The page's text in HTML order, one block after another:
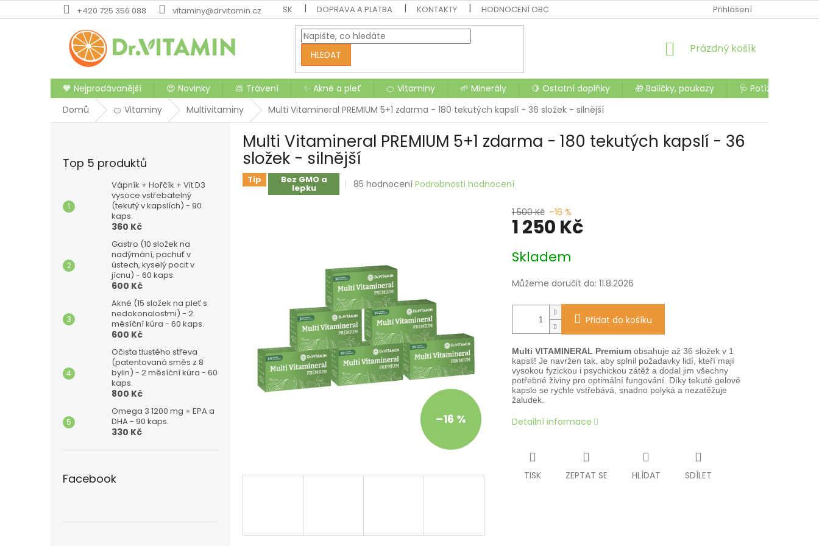
na
+420 725 356 088 vitaminy@drvitamin.cz SK DOPRAVA A PLATBA KONTAKTY HODNOCENÍ OBCHODU OBCHODNÍ PODMÍNKY
Přihlášení
HLEDAT
NÁKUPNÍ
Prázdný košík
🧡 Nejprodávanější 😍 Novinky 💩 Trávení ✨ Akné a pleť 🍊 Vitaminy 🌱 Minerály 🍋 Ostatní doplňky 🎁 Balíčky, poukazy
🩺 Potíže a nemoci
Domů
🍊 Vitaminy Multivitaminy Multi Vitamineral PREMIUM 5+1 zdarma - 180 tekutých kapslí - 36 složek - silnější
Top 5 produktů
Vápník + Hořčík + Vit D3
vysoce vstřebatelný
(tekutý v kapslích) - 90
kaps.
360 Kč
Gastro (10 složek na
nadýmání, pachuť v
ústech, kyselý pocit v
jícnu) - 60 kaps.
600 Kč
Akné (15 složek na pleť s
nedokonalostmi) - 2
měsíční kúra - 60 kaps.
600 Kč
Očista tlustého střeva
(patentovaná směs z 8
bylin) - 2 měsíční kúra - 60
kaps.
800 Kč
Omega 3 1200 mg + EPA a
DHA - 90 kaps.
330 Kč
Facebook
Multi Vitamineral PREMIUM 5+1 zdarma - 180 tekutých kapslí - 36
složek - silnější
Tip Bez GMO a
lepku
Průměrné
hvězdiček.
85 hodnocení Podrobnosti hodnocení
–16 %
1 500 Kč –16 %
1 250 Kč
cena:
Skladem
Můžeme doručit do: 11.8.2026
Přidat do košíku
Multi VITAMINERAL Premiumobsahuje až 36 složek v 1
kapsli! Je navržen tak, aby splnil požadavky lidí, kteří mají
vysokou fyzickou i psychickou zátěž a dodal jim všechny
potřebné živiny pro optimální fungování. Díky tekuté gelové
kapsle se rychle vstřebává, snadno polyká a nezatěžuje
žaludek.
Detailní informace
TISK ZEPTAT SE HLÍDAT SDÍLET